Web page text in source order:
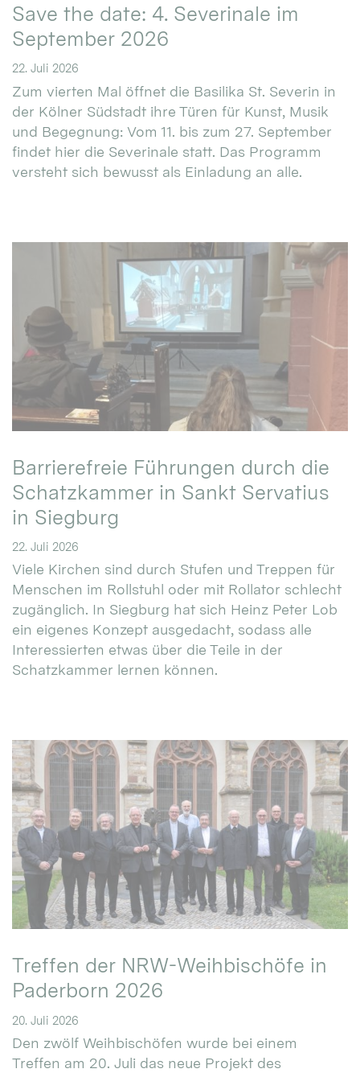
Save the date: 4. Severinale im
September 2026
22. Juli 2026
Zum vierten Mal öffnet die Basilika St. Severin in
der Kölner Südstadt ihre Türen für Kunst, Musik
und Begegnung: Vom 11. bis zum 27. September
findet hier die Severinale statt. Das Programm
versteht sich bewusst als Einladung an alle.
Barrierefreie Führungen durch die
Schatzkammer in Sankt Servatius
in Siegburg
22. Juli 2026
Viele Kirchen sind durch Stufen und Treppen für
Menschen im Rollstuhl oder mit Rollator schlecht
zugänglich. In Siegburg hat sich Heinz Peter Lob
ein eigenes Konzept ausgedacht, sodass alle
Interessierten etwas über die Teile in der
Schatzkammer lernen können.
Treffen der NRW-Weihbischöfe in
Paderborn 2026
20. Juli 2026
Den zwölf Weihbischöfen wurde bei einem
Treffen am 20. Juli das neue Projekt des